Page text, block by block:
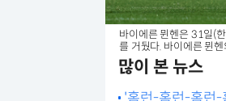
바이에른 뮌헨은 31일(
를 거뒀다. 바이에른 뮌
많이 본 뉴스